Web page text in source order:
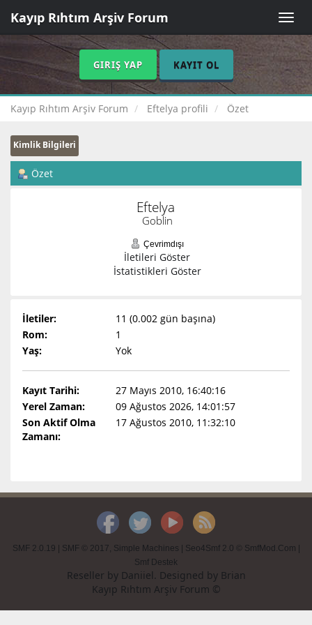
Toggle
Kayıp Rıhtım Arşiv Forum
GIRIŞ YAP KAYIT OL
Kayıp Rıhtım Arşiv Forum Eftelya profili Özet
Kimlik Bilgileri
Özet
Eftelya
Goblin
Çevrimdışı
İletileri Göster
İstatistikleri Göster
İletiler:
11 (0.002 gün başına)
Rom:
1
Yaş:
Yok
Kayıt Tarihi:
27 Mayıs 2010, 16:40:16
Yerel Zaman:
09 Ağustos 2026, 14:01:57
Son Aktif Olma
Zamanı:
17 Ağustos 2010, 11:32:10
SMF 2.0.19 SMF © 2017, Simple Machines Seo4Smf 2.0 © SmfMod.Com
Smf Destek
Reseller by Daniiel. Designed by Brian
Kayıp Rıhtım Arşiv Forum ©